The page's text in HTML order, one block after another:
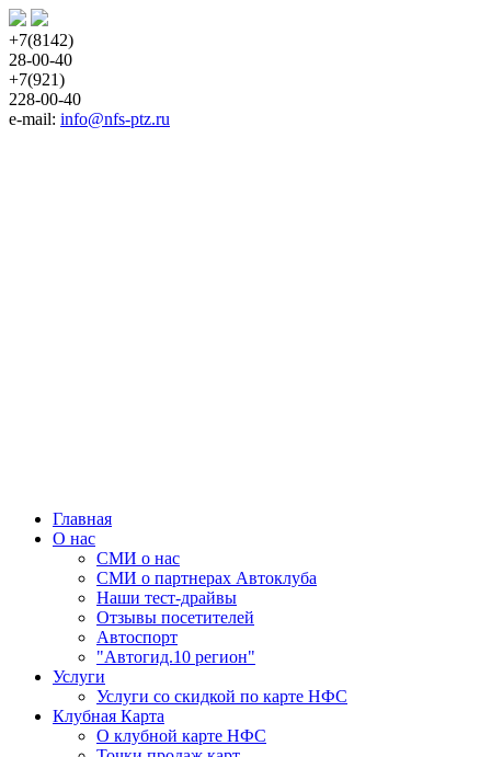
+7(8142)
28-00-40
+7(921)
228-00-40
e-mail: info@nfs-ptz.ru
Главная
О нас
СМИ о нас
СМИ о партнерах Автоклуба
Наши тест-драйвы
Отзывы посетителей
Автоспорт
"Автогид.10 регион"
Услуги
Услуги со скидкой по карте НФС
Клубная Карта
О клубной карте НФС